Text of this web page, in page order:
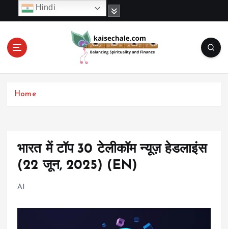
c
Home
भारत में टॉप 30 टेलीकॉम न्यूज़ हेडलाइंस
(22 जून, 2025) (EN)
AI
Hindi